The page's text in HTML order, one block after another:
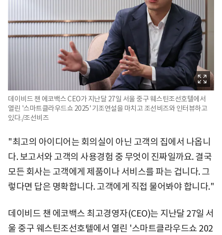
데이비드 챈 에코백스 CEO가 지난달 27일 서울 중구 웨스틴조선호텔에서
열린 '스마트클라우드쇼 2025' 기조연설을 마치고 조선비즈와 인터뷰하고
있다./조선비즈
"최고의 아이디어는 회의실이 아닌 고객의 집에서 나옵니
다. 보고서와 고객의 사용경험 중 무엇이 진짜일까요. 결국
모든 회사는 고객에게 제품이나 서비스를 파는 겁니다. 그
렇다면 답은 명확합니다. 고객에게 직접 물어봐야 합니다."
데이비드 챈 에코백스 최고경영자(CEO)는 지난달 27일 서
울 중구 웨스틴조선호텔에서 열린 '스마트클라우드쇼 202